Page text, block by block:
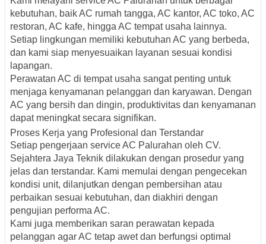
kebutuhan, baik AC rumah tangga, AC kantor, AC toko, AC
restoran, AC kafe, hingga AC tempat usaha lainnya.
Setiap lingkungan memiliki kebutuhan AC yang berbeda,
dan kami siap menyesuaikan layanan sesuai kondisi
lapangan.
Perawatan AC di tempat usaha sangat penting untuk
menjaga kenyamanan pelanggan dan karyawan. Dengan
AC yang bersih dan dingin, produktivitas dan kenyamanan
dapat meningkat secara signifikan.
Proses Kerja yang Profesional dan Terstandar
Setiap pengerjaan service AC Palurahan oleh CV.
Sejahtera Jaya Teknik dilakukan dengan prosedur yang
jelas dan terstandar. Kami memulai dengan pengecekan
kondisi unit, dilanjutkan dengan pembersihan atau
perbaikan sesuai kebutuhan, dan diakhiri dengan
pengujian performa AC.
Kami juga memberikan saran perawatan kepada
pelanggan agar AC tetap awet dan berfungsi optimal